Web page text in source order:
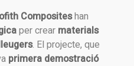
Compositeshan
per crear materials
. El projecte, que
primera demostració